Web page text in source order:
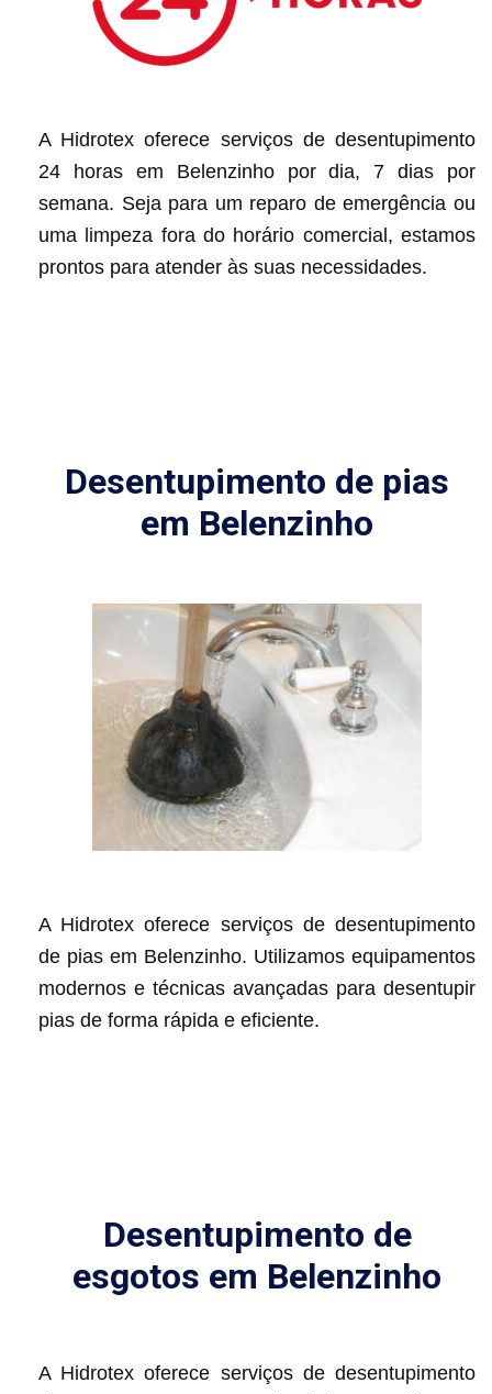
A Hidrotex oferece serviços de desentupimento
24 horas em Belenzinho por dia, 7 dias por
semana. Seja para um reparo de emergência ou
uma limpeza fora do horário comercial, estamos
prontos para atender às suas necessidades.
Desentupimento de pias
em Belenzinho
A Hidrotex oferece serviços de desentupimento
de pias em Belenzinho. Utilizamos equipamentos
modernos e técnicas avançadas para desentupir
pias de forma rápida e eficiente.
Desentupimento de
esgotos em Belenzinho
A Hidrotex oferece serviços de desentupimento